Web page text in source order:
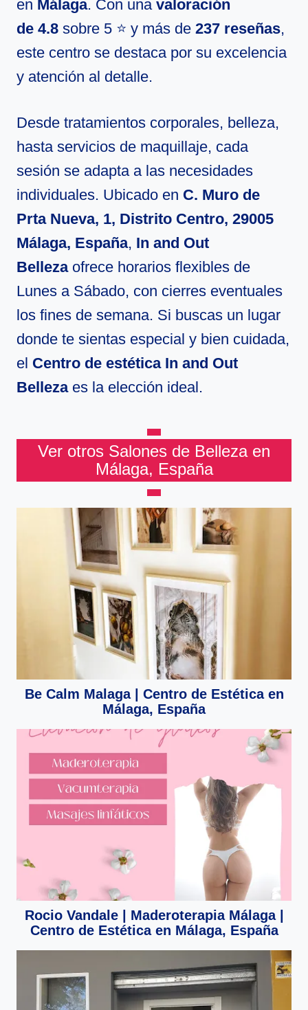
en Málaga. Con una valoración
de 4.8 sobre 5 ⭐ y más de 237 reseñas,
este centro se destaca por su excelencia
y atención al detalle.
Desde tratamientos corporales, belleza,
hasta servicios de maquillaje, cada
sesión se adapta a las necesidades
individuales. Ubicado en C. Muro de
Prta Nueva, 1, Distrito Centro, 29005
Málaga, España, In and Out
Bellezaofrece horarios flexibles de
Lunes a Sábado, con cierres eventuales
los fines de semana. Si buscas un lugar
donde te sientas especial y bien cuidada,
el Centro de estética In and Out
Bellezaes la elección ideal.
Ver otros Salones de Belleza en
Málaga, España
Be Calm Malaga | Centro de Estética en
Málaga, España
Rocio Vandale | Maderoterapia Málaga |
Centro de Estética en Málaga, España